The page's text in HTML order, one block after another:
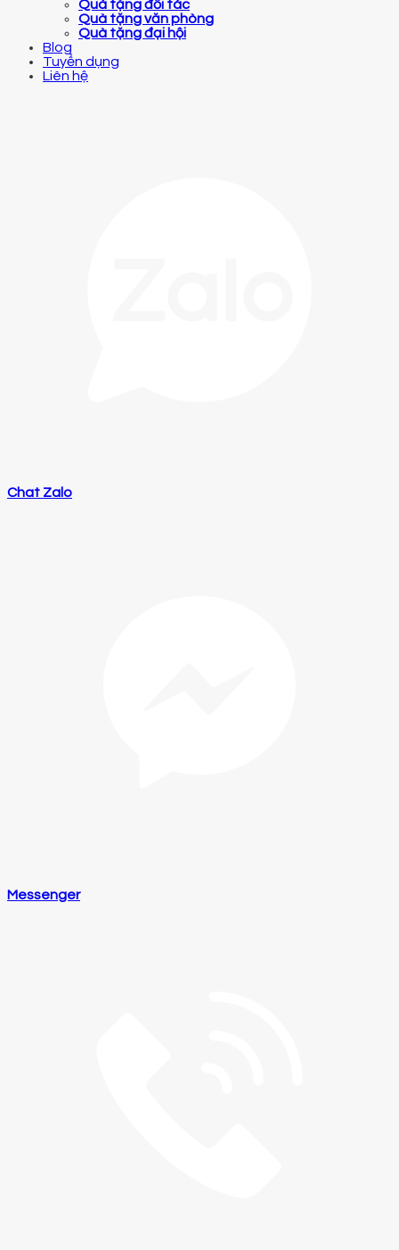
Quà tặng đối tác
Quà tặng văn phòng
Quà tặng đại hội
Blog
Tuyển dụng
Liên hệ
Chat Zalo
Messenger